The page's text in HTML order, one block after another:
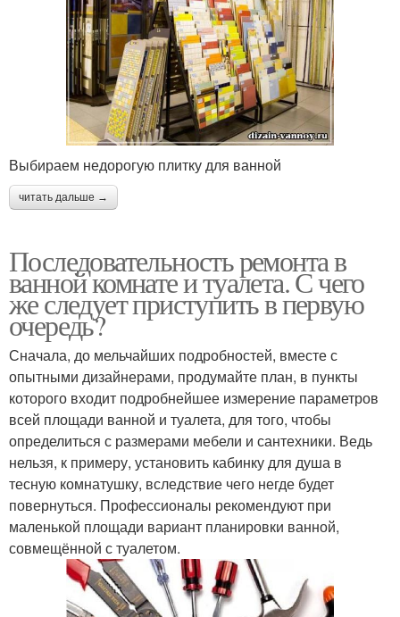
Выбираем недорогую плитку для ванной
читать дальше →
Последовательность ремонта в
ванной комнате и туалета. С чего
же следует приступить в первую
очередь?
Сначала, до мельчайших подробностей, вместе с
опытными дизайнерами, продумайте план, в пункты
которого входит подробнейшее измерение параметров
всей площади ванной и туалета, для того, чтобы
определиться с размерами мебели и сантехники. Ведь
нельзя, к примеру, установить кабинку для душа в
тесную комнатушку, вследствие чего негде будет
повернуться. Профессионалы рекомендуют при
маленькой площади вариант планировки ванной,
совмещённой с туалетом.